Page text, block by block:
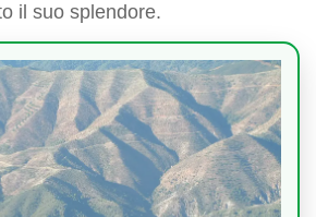
il suo splendore.